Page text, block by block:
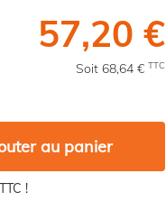
57,20 €
Soit 68,64 € TTC
au panier
!